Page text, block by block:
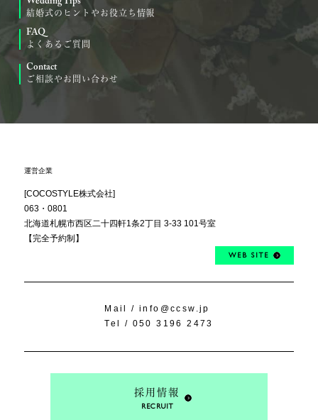
結婚式のヒントやお役立ち情報
FAQ
よくあるご質問
Contact
ご相談やお問い合わせ
運営企業
[COCOSTYLE株式会社]
063・0801
北海道札幌市西区二十四軒1条2丁目 3-33 101号室
【完全予約制】
WEB SITE
Mail / info@ccsw.jp
Tel / 050 3196 2473
採用情報
RECRUIT